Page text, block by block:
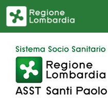
Salta al contenuto principale